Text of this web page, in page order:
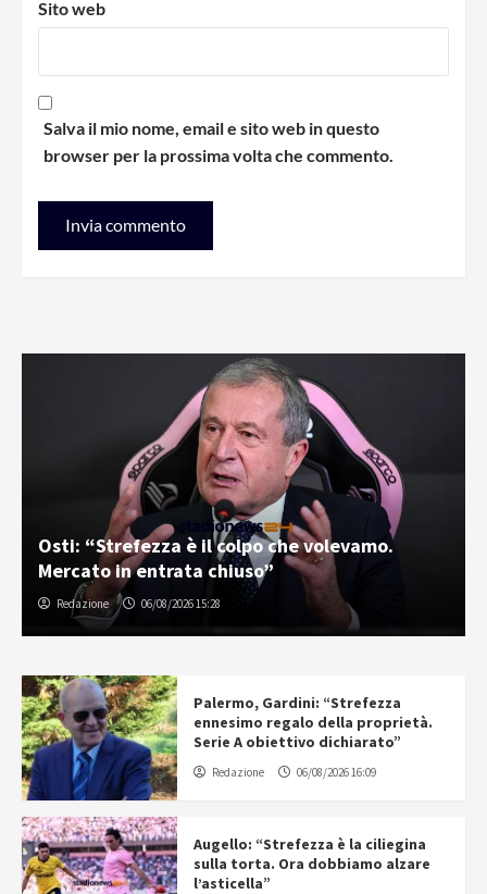
Sito web
Salva il mio nome, email e sito web in questo
browser per la prossima volta che commento.
Osti: “Strefezza è il colpo che volevamo.
Mercato in entrata chiuso”
Redazione 06/08/2026 15:28
Palermo, Gardini: “Strefezza
ennesimo regalo della proprietà.
Serie A obiettivo dichiarato”
Redazione 06/08/2026 16:09
Augello: “Strefezza è la ciliegina
sulla torta. Ora dobbiamo alzare
l’asticella”